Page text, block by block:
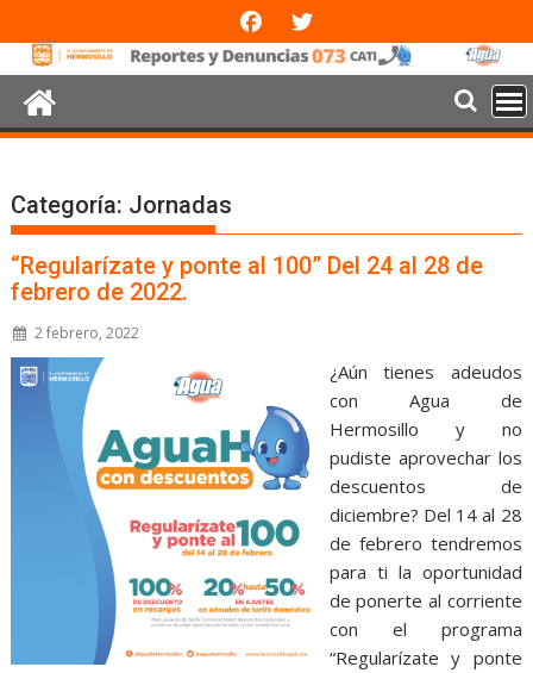
Categoría: Jornadas
“Regularízate y ponte al 100” Del 24 al 28 de
febrero de 2022.
2 febrero, 2022
¿Aún tienes adeudos
con Agua de
Hermosillo y no
pudiste aprovechar los
descuentos de
diciembre? Del 14 al 28
de febrero tendremos
para ti la oportunidad
de ponerte al corriente
con el programa
“Regularízate y ponte